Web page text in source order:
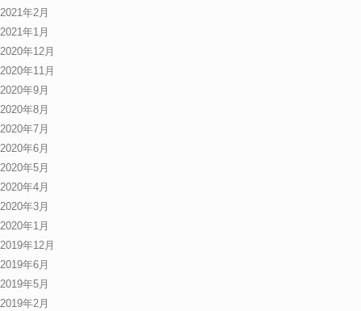
2021年2月
2021年1月
2020年12月
2020年11月
2020年9月
2020年8月
2020年7月
2020年6月
2020年5月
2020年4月
2020年3月
2020年1月
2019年12月
2019年6月
2019年5月
2019年2月